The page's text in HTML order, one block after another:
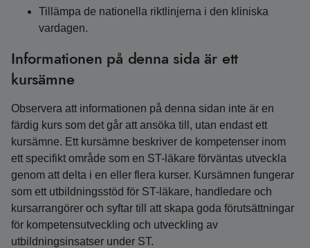
Tillämpa de nationella riktlinjerna i den kliniska
vardagen.
Informationen på denna sida är ett
kursämne
Observera att informationen på denna sidan inte är en
färdig kurs som det går att ansöka till, utan endast ett
kursämne. Ett kursämne beskriver de kompetenser inom
ett specifikt område som en ST-läkare förväntas utveckla
genom att delta i en eller flera kurser. Kursämnen fungerar
som ett utbildningsstöd för ST-läkare, handledare och
kursarrangörer och syftar till att skapa goda förutsättningar
för kompetensutveckling och utveckling av
utbildningsinsatser under ST.